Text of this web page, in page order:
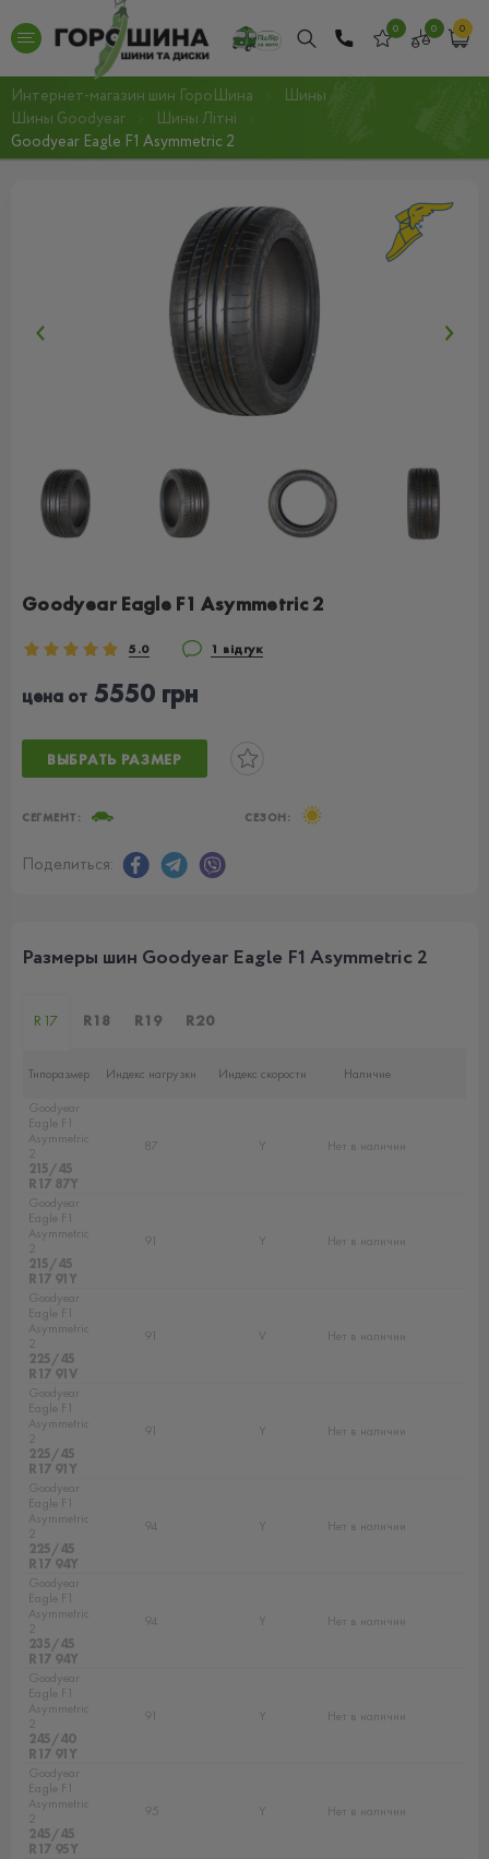
0 0 0
Интернет-магазин шин ГороШина
Шины
Шины Goodyear
Шины Літні
Goodyear Eagle F1 Asymmetric 2
Goodyear Eagle F1 Asymmetric 2
5.0 1 відгук
цена от 5550 грн
ВЫБРАТЬ РАЗМЕР
СЕГМЕНТ: СЕЗОН:
Поделиться:
Размеры шин Goodyear Eagle F1 Asymmetric 2
R17 R18 R19 R20
Типоразмер Индекс нагрузки Индекс скорости
Наличие
Goodyear
Eagle F1
Asymmetric
2
215/45
R17 87Y
87 Y Нет в наличии
Goodyear
Eagle F1
Asymmetric
2
215/45
R17 91Y
91 Y Нет в наличии
Goodyear
Eagle F1
Asymmetric
2
225/45
R17 91V
91 V Нет в наличии
Goodyear
Eagle F1
Asymmetric
2
225/45
R17 91Y
91 Y Нет в наличии
Goodyear
Eagle F1
Asymmetric
2
225/45
R17 94Y
94 Y Нет в наличии
Goodyear
Eagle F1
Asymmetric
2
235/45
R17 94Y
94 Y Нет в наличии
Goodyear
Eagle F1
Asymmetric
2
245/40
R17 91Y
91 Y Нет в наличии
Goodyear
Eagle F1
Asymmetric
2
245/45
R17 95Y
95 Y Нет в наличии